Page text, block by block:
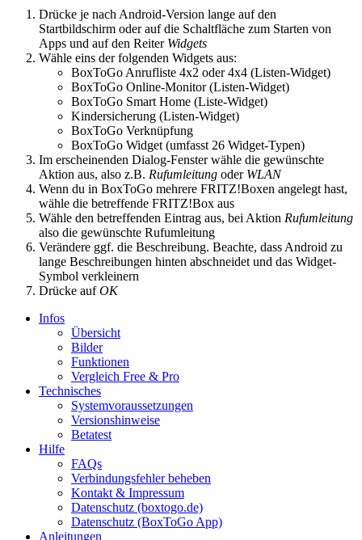
Drücke je nach Android-Version lange auf den
Startbildschirm oder auf die Schaltfläche zum Starten von
Apps und auf den Reiter Widgets
Wähle eins der folgenden Widgets aus:
BoxToGo Anrufliste 4x2 oder 4x4 (Listen-Widget)
BoxToGo Online-Monitor (Listen-Widget)
BoxToGo Smart Home (Liste-Widget)
Kindersicherung (Listen-Widget)
BoxToGo Verknüpfung
BoxToGo Widget (umfasst 26 Widget-Typen)
Im erscheinenden Dialog-Fenster wähle die gewünschte
Aktion aus, also z.B. Rufumleitung oder WLAN
Wenn du in BoxToGo mehrere FRITZ!Boxen angelegt hast,
wähle die betreffende FRITZ!Box aus
Wähle den betreffenden Eintrag aus, bei Aktion Rufumleitung
also die gewünschte Rufumleitung
Verändere ggf. die Beschreibung. Beachte, dass Android zu
lange Beschreibungen hinten abschneidet und das Widget-
Symbol verkleinern
Drücke aufOK
Infos
Übersicht
Bilder
Funktionen
Vergleich Free & Pro
Technisches
Systemvoraussetzungen
Versionshinweise
Betatest
Hilfe
FAQs
Verbindungsfehler beheben
Kontakt & Impressum
Datenschutz (boxtogo.de)
Datenschutz (BoxToGo App)
Anleitungen